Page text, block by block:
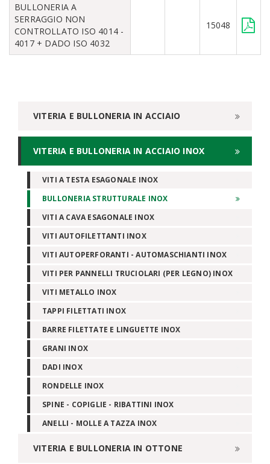
VITERIA E BULLONERIA IN ACCIAIO
VITERIA E BULLONERIA IN ACCIAIO INOX
VITI A TESTA ESAGONALE INOX
BULLONERIA STRUTTURALE INOX
VITI A CAVA ESAGONALE INOX
VITI AUTOFILETTANTI INOX
VITI AUTOPERFORANTI - AUTOMASCHIANTI INOX
VITI PER PANNELLI TRUCIOLARI (PER LEGNO) INOX
VITI METALLO INOX
TAPPI FILETTATI INOX
BARRE FILETTATE E LINGUETTE INOX
GRANI INOX
DADI INOX
RONDELLE INOX
SPINE - COPIGLIE - RIBATTINI INOX
ANELLI - MOLLE A TAZZA INOX
VITERIA E BULLONERIA IN OTTONE
BULLONERIA A
SERRAGGIO NON
CONTROLLATO ISO 4014 -
4017 + DADO ISO 4032
15048